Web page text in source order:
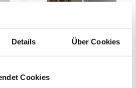
Details Über Cookies
Cookies
Kristall-Champagnerglas
€59,00